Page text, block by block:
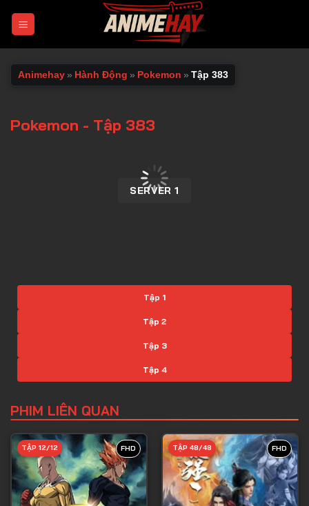
Animehay » Hành Động » Pokemon » Tập 383
Pokemon - Tập 383
SERVER 1
Tập 1
Tập 2
Tập 3
Tập 4
Tập 6
Tập 7
Tập 8
Tập 9
PHIM LIÊN QUAN
FHD
TẬP 12/12 FHD
TẬP 48/48